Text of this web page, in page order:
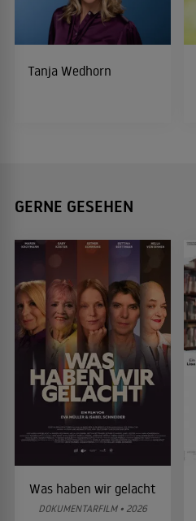
Tanja Wedhorn
GERNE GESEHEN
Was haben wir gelacht
DOKUMENTARFILM • 2026